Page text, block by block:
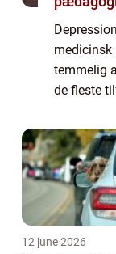
medicinsk
temmelig
de fleste
tilføre en
12 june 2026